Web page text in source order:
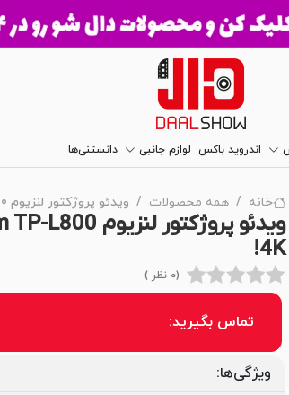
اندروید باکس لوازم جانبی دانستنی‌ها
خانه همه محصولات ویدئو پروژکتور لنزیوم Lensium TP-L800
4K!
(0 نظر )
تماس بگیرید:
ویژگی‌ها: